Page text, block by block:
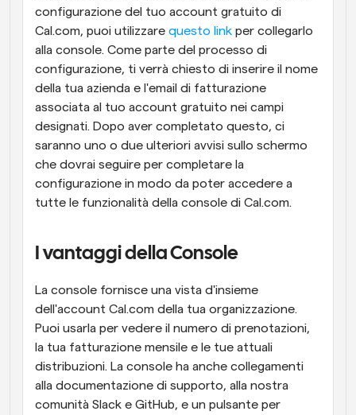
configurazione del tuo account gratuito di
Cal.com, puoi utilizzare questo link per collegarlo
alla console. Come parte del processo di
configurazione, ti verrà chiesto di inserire il nome
della tua azienda e l'email di fatturazione
associata al tuo account gratuito nei campi
designati. Dopo aver completato questo, ci
saranno uno o due ulteriori avvisi sullo schermo
che dovrai seguire per completare la
configurazione in modo da poter accedere a
tutte le funzionalità della console di Cal.com.
I vantaggi della Console
La console fornisce una vista d'insieme
dell'account Cal.com della tua organizzazione.
Puoi usarla per vedere il numero di prenotazioni,
la tua fatturazione mensile e le tue attuali
distribuzioni. La console ha anche collegamenti
alla documentazione di supporto, alla nostra
comunità Slack e GitHub, e un pulsante per